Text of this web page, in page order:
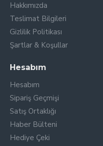
Hakkımızda
Teslimat Bilgileri
Gizlilik Politikası
Şartlar & Koşullar
Hesabım
Hesabım
Sipariş Geçmişi
Satış Ortaklığı
Haber Bülteni
Hediye Çeki